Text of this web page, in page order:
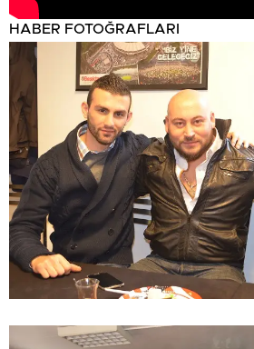
HABER FOTOĞRAFLARI